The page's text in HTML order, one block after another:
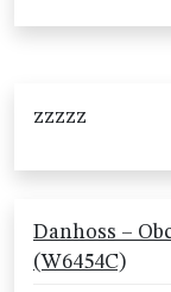
zzzzz
Danhoss –
(W6454C)